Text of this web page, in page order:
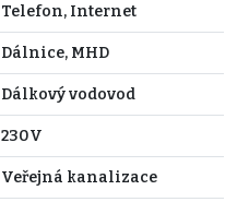
Telefon, Internet
Dálnice, MHD
Dálkový vodovod
230V
Veřejná kanalizace